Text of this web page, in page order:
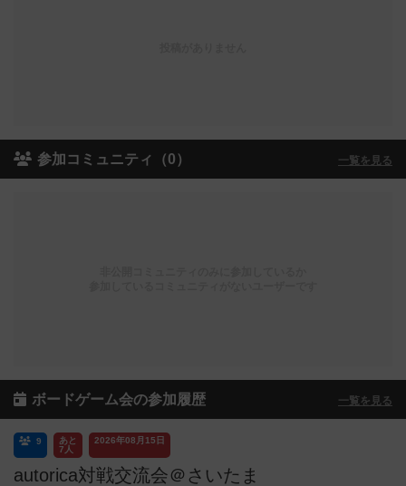
参加コミュニティ（0） 一覧を見る
ボードゲーム会の参加履歴 一覧を見る
autorica対戦交流会＠さいたま
あと
7人
2026年08月15日
9